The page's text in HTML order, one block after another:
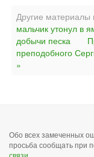
Другие материалы
мальчик утонул в
добычи песка
преподобного
»
Обо всех замеченных
просьба сообщать при
связи